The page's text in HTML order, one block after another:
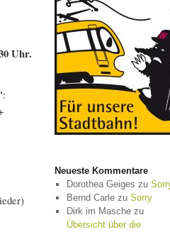
Uhr.
:
Neueste Kommentare
Dorothea Geiges zu
Bernd Carlezu Sorry
Dirk im Maschezu
Übersicht über die